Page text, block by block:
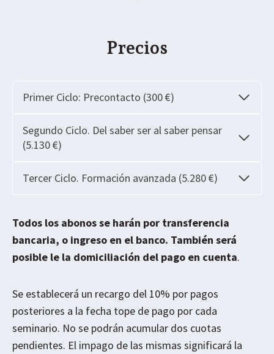
Precio​s
Primer Ciclo: Precontacto (300 €)
Segundo Ciclo. Del saber ser al saber pensar
(5.130 €)
Tercer Ciclo. Formación avanzada (5.280 €)
Todos los abonos se harán por transferencia
bancaria, o ingreso en el banco. También será
posible le la domiciliación del pago en cuenta.
Se establecerá un recargo del 10% por pagos
posteriores a la fecha tope de pago por cada
seminario. No se podrán acumular dos cuotas
pendientes. El impago de las mismas significará la